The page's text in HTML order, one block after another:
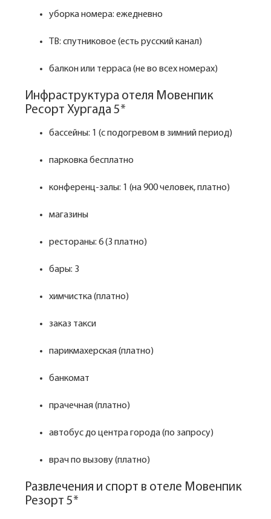
уборка номера: ежедневно
ТВ: спутниковое (есть русский канал)
балкон или терраса (не во всех номерах)
Инфраструктура отеля Мовенпик
Ресорт Хургада 5*
бассейны: 1 (с подогревом в зимний период)
парковка бесплатно
конференц-залы: 1 (на 900 человек, платно)
магазины
рестораны: 6 (3 платно)
бары: 3
химчистка (платно)
заказ такси
парикмахерская (платно)
банкомат
прачечная (платно)
автобус до центра города (по запросу)
врач по вызову (платно)
Развлечения и спорт в отеле Мовенпик
Резорт 5*